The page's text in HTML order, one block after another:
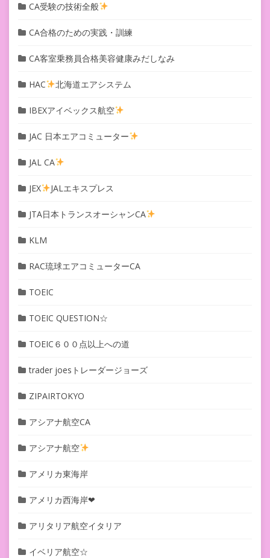
CA受験の技術全般
CA合格のための実践・訓練
CA客室乗務員合格美容健康みだしなみ
HAC 北海道エアシステム
IBEXアイベックス航空
JAC 日本エアコミューター
JAL CA
JEX JALエキスプレス
JTA日本トランスオーシャンCA
KLM
RAC琉球エアコミューターCA
TOEIC
TOEIC QUESTION☆
TOEIC６００点以上への道
trader joesトレーダージョーズ
ZIPAIRTOKYO
アシアナ航空CA
アシアナ航空
アメリカ東海岸
アメリカ西海岸❤︎
アリタリア航空イタリア
イベリア航空☆